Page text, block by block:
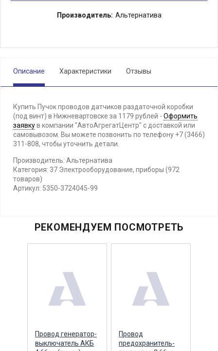
Производитель: Альтернатива
Описание Характеристики Отзывы
Купить Пучок проводов датчиков раздаточной коробки
(под винт) в Нижневартовске за 1179 рублей - Оформить
заявкув компании "АвтоАгрегатЦентр" с доставкой или
самовывозом. Вы можете позвонить по телефону +7 (3466)
311-808, чтобы уточнить детали.
Производитель: Альтернатива
Категория: 37 Электрооборудование, приборы (972
товаров)
Артикул: 5350-3724045-99
РЕКОМЕНДУЕМ ПОСМОТРЕТЬ
Провод генератор-
выключатель АКБ
Провод
предохранитель-